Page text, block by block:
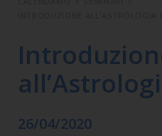
26/04/2020